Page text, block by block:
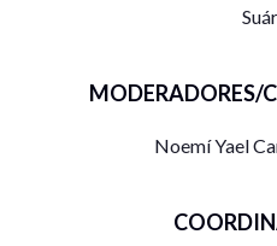
MODERADORES/
Noemí Yael